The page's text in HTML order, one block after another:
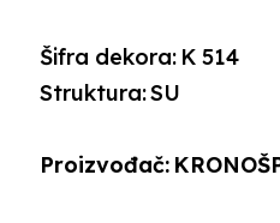
Šifra dekora: K 514
Struktura:SU
Proizvođač: